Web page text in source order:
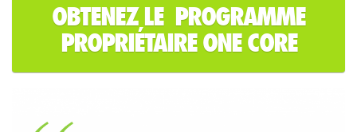
OBTENEZ LE PROGRAMME
PROPRIÉTAIRE ONE CORE